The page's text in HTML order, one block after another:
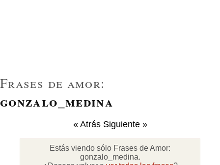
Frases de amor:
gonzalo_medina
« Atrás Siguiente »
Estás viendo sólo Frases de Amor:
gonzalo_medina.